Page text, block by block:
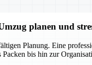
planen und
Planung. Eine
bis hin zur